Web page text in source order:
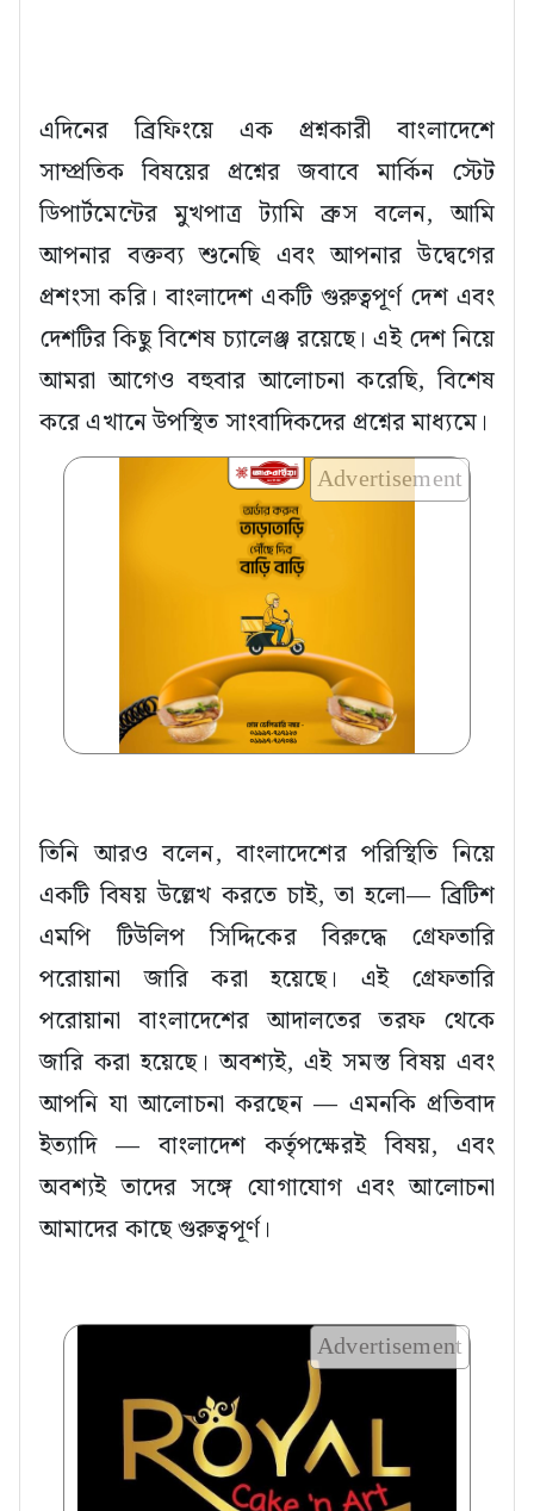
এদিনের ব্রিফিংয়ে এক প্রশ্নকারী বাংলাদেশে
সাম্প্রতিক বিষয়ের প্রশ্নের জবাবে মার্কিন স্টেট
ডিপার্টমেন্টের মুখপাত্র ট্যামি ব্রুস বলেন, আমি
আপনার বক্তব্য শুনেছি এবং আপনার উদ্বেগের
প্রশংসা করি। বাংলাদেশ একটি গুরুত্বপূর্ণ দেশ এবং
দেশটির কিছু বিশেষ চ্যালেঞ্জ রয়েছে। এই দেশ নিয়ে
আমরা আগেও বহুবার আলোচনা করেছি, বিশেষ
করে এখানে উপস্থিত সাংবাদিকদের প্রশ্নের মাধ্যমে।
Advertisement
তিনি আরও বলেন, বাংলাদেশের পরিস্থিতি নিয়ে
একটি বিষয় উল্লেখ করতে চাই, তা হলো— ব্রিটিশ
এমপি টিউলিপ সিদ্দিকের বিরুদ্ধে গ্রেফতারি
পরোয়ানা জারি করা হয়েছে। এই গ্রেফতারি
পরোয়ানা বাংলাদেশের আদালতের তরফ থেকে
জারি করা হয়েছে। অবশ্যই, এই সমস্ত বিষয় এবং
আপনি যা আলোচনা করছেন — এমনকি প্রতিবাদ
ইত্যাদি — বাংলাদেশ কর্তৃপক্ষেরই বিষয়, এবং
অবশ্যই তাদের সঙ্গে যোগাযোগ এবং আলোচনা
আমাদের কাছে গুরুত্বপূর্ণ।
Advertisement